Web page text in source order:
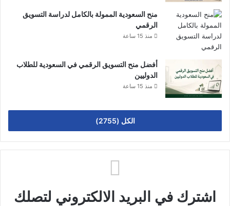
منح السعودية الممولة بالكامل لدراسة التسويق
الرقمي
منذ 15 ساعة
أفضل منح التسويق الرقمي في السعودية للطلاب
الدوليين
منذ 15 ساعة
الكل (2755)
اشترك في البريد الالكتروني لتصلك